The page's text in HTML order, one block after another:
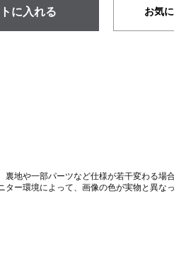
お気
地や一部パーツなど仕様が若干変わる場合
ター環境によって、画像の色が実物と異な